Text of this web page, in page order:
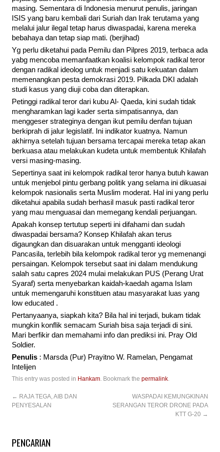
masing. Sementara di Indonesia menurut penulis, jaringan
ISIS yang baru kembali dari Suriah dan Irak terutama yang
melalui jalur ilegal tetap harus diwaspadai, karena mereka
bebahaya dan tetap siap mati. (berjihad)
Yg perlu diketahui pada Pemilu dan Pilpres 2019, terbaca ada
yabg mencoba memanfaatkan koalisi kelompok radikal teror
dengan radikal ideolog untuk menjadi satu kekuatan dalam
memenangkan pesta demokrasi 2019. Pilkada DKI adalah
studi kasus yang diuji coba dan diterapkan.
Petinggi radikal teror dari kubu Al- Qaeda, kini sudah tidak
mengharamkan lagi kader serta simpatisannya, dan
menggeser strateginya dengan ikut pemilu denfan tujuan
berkiprah di jalur legislatif. Ini indikator kuatnya. Namun
akhirnya setelah tujuan bersama tercapai mereka tetap akan
berkuasa atau melakukan kudeta untuk membentuk Khilafah
versi masing-masing.
Sepertinya saat ini kelompok radikal teror hanya butuh kawan
untuk menjebol pintu gerbang politik yang selama ini dikuasai
kelompok nasionalis serta Muslim moderat. Hal ini yang perlu
diketahui apabila sudah berhasil masuk pasti radikal teror
yang mau menguasai dan memegang kendali perjuangan.
Apakah konsep tertutup seperti ini difahami dan sudah
diwaspadai bersama? Konsep Khilafah akan terus
digaungkan dan disuarakan untuk mengganti ideologi
Pancasila, terlebih bila kelompok radikal teror yg memenangi
persaingan. Kelompok tersebut saat ini dalam mendukung
salah satu capres 2024 mulai melakukan PUS (Perang Urat
Syaraf) serta menyebarkan kaidah-kaedah agama Islam
untuk memengaruhi konstituen atau masyarakat luas yang
low educated .
Pertanyaanya, siapkah kita? Bila hal ini terjadi, bukam tidak
mungkin konflik semacam Suriah bisa saja terjadi di sini.
Mari berfikir dan memahami info dan prediksi ini. Pray Old
Soldier.
Penulis : Marsda (Pur) Prayitno W. Ramelan, Pengamat
Intelijen
This entry was posted in Hankam. Bookmark the permalink.
← RAJA TEGA, AIB DAN
PENYESALAN
WASPADAI KEMUNGKINAN
SERANGAN TEROR DRONE PADA
KTT G-20 →
PENCARIAN